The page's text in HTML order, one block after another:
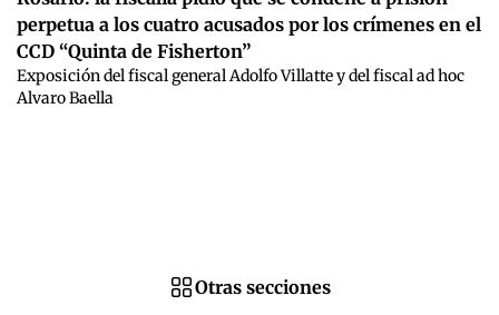
perpetua a los cuatro acusados por los crímenes en el
CCD “Quinta de Fisherton”
Exposición del fiscal general Adolfo Villatte y del fiscal ad hoc
Alvaro Baella
Otras secciones